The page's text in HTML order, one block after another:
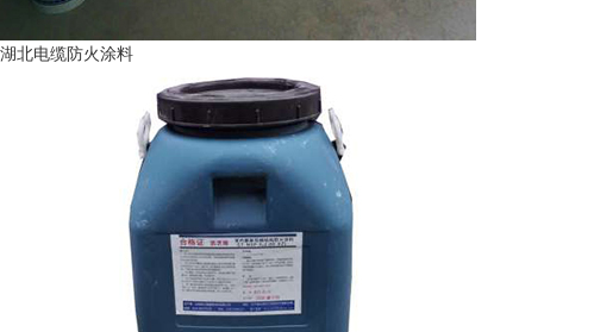
湖北电缆防火涂料